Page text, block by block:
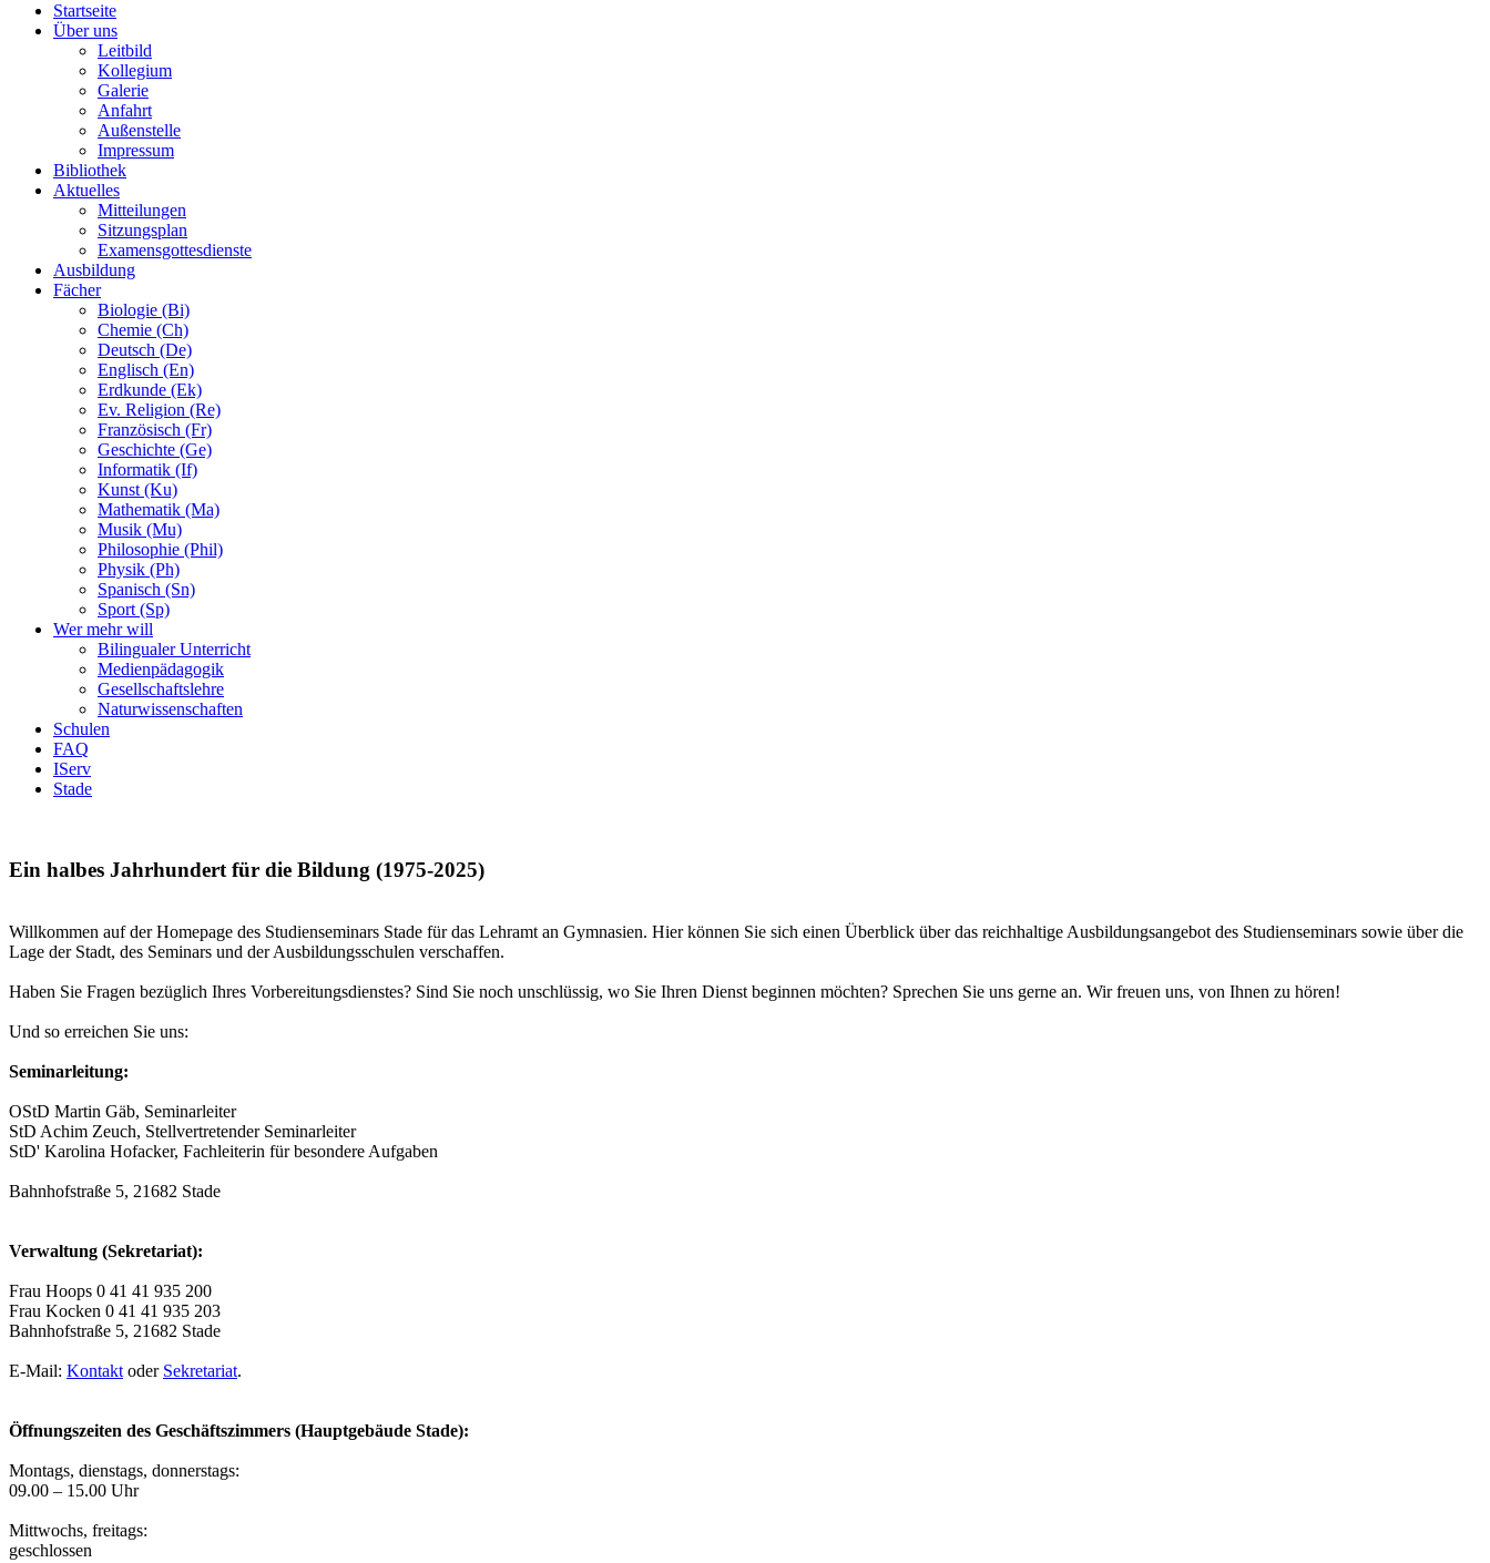
Startseite
Über uns
Leitbild
Kollegium
Galerie
Anfahrt
Außenstelle
Impressum
Bibliothek
Aktuelles
Mitteilungen
Sitzungsplan
Examensgottesdienste
Ausbildung
Fächer
Biologie (Bi)
Chemie (Ch)
Deutsch (De)
Englisch (En)
Erdkunde (Ek)
Ev. Religion (Re)
Französisch (Fr)
Geschichte (Ge)
Informatik (If)
Kunst (Ku)
Mathematik (Ma)
Musik (Mu)
Philosophie (Phil)
Physik (Ph)
Spanisch (Sn)
Sport (Sp)
Wer mehr will
Bilingualer Unterricht
Medienpädagogik
Gesellschaftslehre
Naturwissenschaften
Schulen
FAQ
IServ
Stade
Ein halbes Jahrhundert für die Bildung (1975-2025)
Willkommen auf der Homepage des Studienseminars Stade für das Lehramt an Gymnasien. Hier können Sie sich einen Überblick über das reichhaltige Ausbildungsangebot des Studienseminars sowie über die
Lage der Stadt, des Seminars und der Ausbildungsschulen verschaffen.
Haben Sie Fragen bezüglich Ihres Vorbereitungsdienstes? Sind Sie noch unschlüssig, wo Sie Ihren Dienst beginnen möchten? Sprechen Sie uns gerne an. Wir freuen uns, von Ihnen zu hören!
Und so erreichen Sie uns:
Seminarleitung:
OStD Martin Gäb, Seminarleiter
StD Achim Zeuch, Stellvertretender Seminarleiter
StD' Karolina Hofacker, Fachleiterin für besondere Aufgaben
Bahnhofstraße 5, 21682 Stade
Verwaltung (Sekretariat):
Frau Hoops 0 41 41 935 200
Frau Kocken 0 41 41 935 203
Bahnhofstraße 5, 21682 Stade
E-Mail: Kontaktoder Sekretariat.
Öffnungszeiten des Geschäftszimmers (Hauptgebäude Stade):
Montags, dienstags, donnerstags:
09.00 – 15.00 Uhr
Mittwochs, freitags:
geschlossen